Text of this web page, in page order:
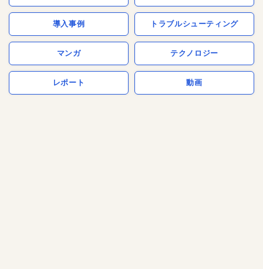
導入事例 トラブルシューティング
マンガ テクノロジー
レポート 動画